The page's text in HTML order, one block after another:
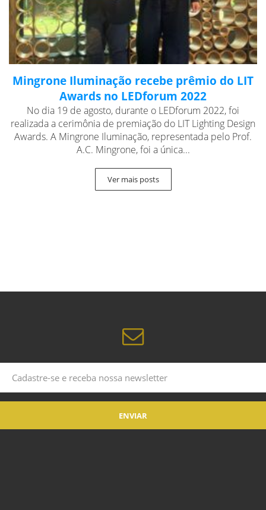
Mingrone Iluminação recebe prêmio do LIT
Awards no LEDforum 2022
No dia 19 de agosto, durante o LEDforum 2022, foi
realizada a cerimônia de premiação do LIT Lighting Design
Awards. A Mingrone Iluminação, representada pelo Prof.
A.C. Mingrone, foi a única...
Ver mais posts